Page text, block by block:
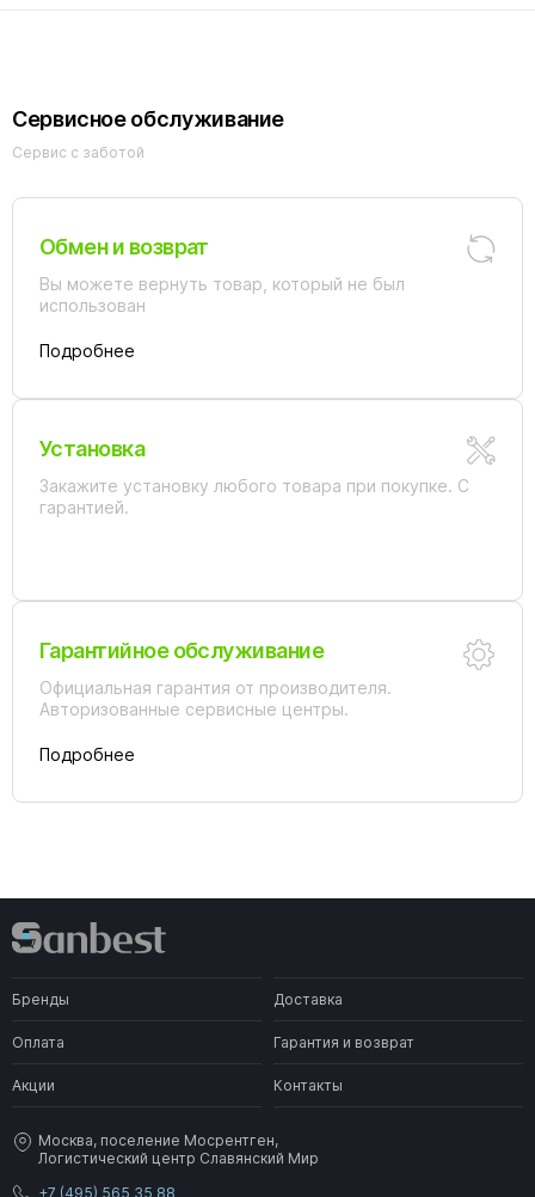
Сервисное обслуживание
Сервис с заботой
Обмен и возврат
Вы можете вернуть товар, который не был
использован
Подробнее
Установка
Закажите установку любого товара при покупке. С
гарантией.
Гарантийное обслуживание
Официальная гарантия от производителя.
Авторизованные сервисные центры.
Подробнее
Бренды Доставка
Оплата Гарантия и возврат
Акции Контакты
Москва, поселение Мосрентген,
Логистический центр Славянский Мир
+7 (495) 565 35 88